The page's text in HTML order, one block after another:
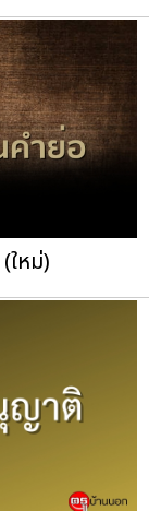
ใหม่)